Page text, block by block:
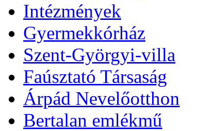
Intézmények
Gyermekkórház
Szent-Györgyi-villa
Faúsztató Társaság
Árpád Nevelőotthon
Bertalan emlékmű